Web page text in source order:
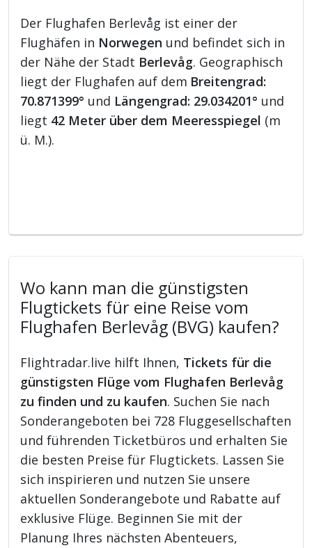
Der Flughafen Berlevåg ist einer der
Flughäfen in Norwegen und befindet sich in
der Nähe der Stadt Berlevåg. Geographisch
liegt der Flughafen auf dem Breitengrad:
70.871399° und Längengrad: 29.034201° und
liegt 42 Meter über dem Meeresspiegel (m
ü. M.).
Wo kann man die günstigsten
Flugtickets für eine Reise vom
Flughafen Berlevåg (BVG) kaufen?
Flightradar.live hilft Ihnen, Tickets für die
günstigsten Flüge vom Flughafen Berlevåg
zu finden und zu kaufen. Suchen Sie nach
Sonderangeboten bei 728 Fluggesellschaften
und führenden Ticketbüros und erhalten Sie
die besten Preise für Flugtickets. Lassen Sie
sich inspirieren und nutzen Sie unsere
aktuellen Sonderangebote und Rabatte auf
exklusive Flüge. Beginnen Sie mit der
Planung Ihres nächsten Abenteuers,